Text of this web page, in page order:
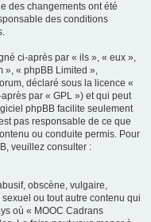
des changements ont été
des conditions
ci-après par « ils », « eux »,
», « phpBB Limited »,
déclaré sous la licence «
par « GPL ») et qui peut
phpBB facilite seulement
pas responsable de ce que
ou conduite permis. Pour
veuillez consulter :
obscène, vulgaire,
ou tout autre contenu qui
où « MOOC Cadrans